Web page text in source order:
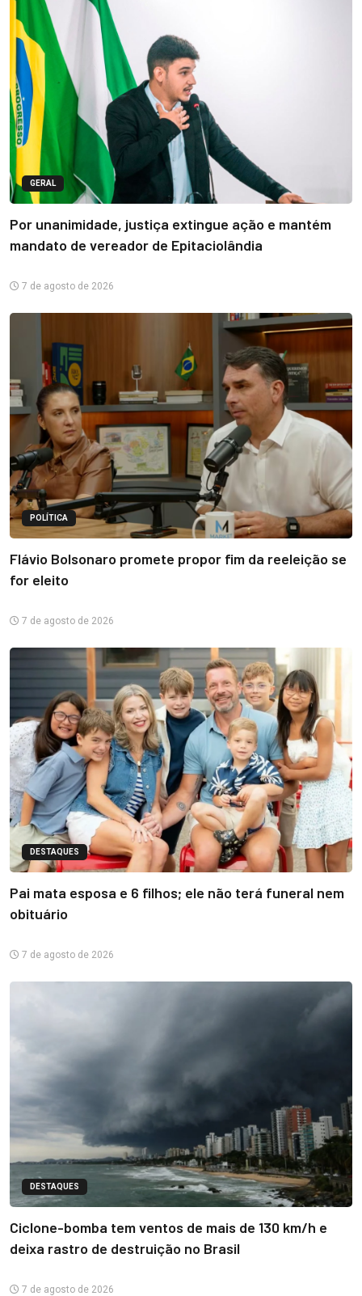
GERAL
Por unanimidade, justiça extingue ação e mantém
mandato de vereador de Epitaciolândia
7 de agosto de 2026
POLÍTICA
Flávio Bolsonaro promete propor fim da reeleição se
for eleito
7 de agosto de 2026
DESTAQUES
Pai mata esposa e 6 filhos; ele não terá funeral nem
obituário
7 de agosto de 2026
DESTAQUES
Ciclone-bomba tem ventos de mais de 130 km/h e
deixa rastro de destruição no Brasil
7 de agosto de 2026